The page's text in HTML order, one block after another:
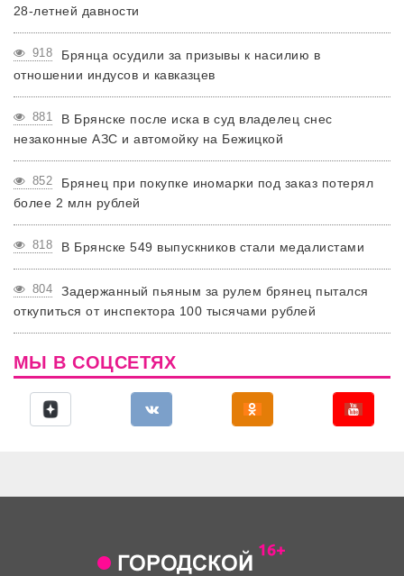
28-летней давности
918
Брянца осудили за призывы к насилию в
отношении индусов и кавказцев
881
В Брянске после иска в суд владелец снес
незаконные АЗС и автомойку на Бежицкой
852
Брянец при покупке иномарки под заказ потерял
более 2 млн рублей
818 В Брянске 549 выпускников стали медалистами
804
Задержанный пьяным за рулем брянец пытался
откупиться от инспектора 100 тысячами рублей
МЫ В СОЦСЕТЯХ